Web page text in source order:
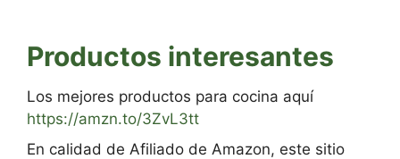
Productos interesantes
Los mejores productos para cocina aquí
https://amzn.to/3ZvL3tt
En calidad de Afiliado de Amazon, este sitio